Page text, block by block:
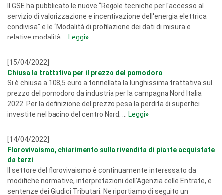
Il GSE ha pubblicato le nuove “Regole tecniche per l'accesso al
servizio di valorizzazione e incentivazione dell'energia elettrica
condivisa" e le “Modalità di profilazione dei dati di misura e
relative modalità ...
Leggi»
[15/04/2022]
Chiusa la trattativa per il prezzo del pomodoro
Si è chiusa a 108,5 euro a tonnellata la lunghissima trattativa sul
prezzo del pomodoro da industria per la campagna Nord Italia
2022. Per la definizione del prezzo pesa la perdita di superfici
investite nel bacino del centro Nord, ...
Leggi»
[14/04/2022]
Florovivaismo, chiarimento sulla rivendita di piante acquistate
da terzi
Il settore del florovivaismo è continuamente interessato da
modifiche normative, interpretazioni dell’Agenzia delle Entrate, e
sentenze dei Giudici Tributari. Ne riportiamo di seguito un